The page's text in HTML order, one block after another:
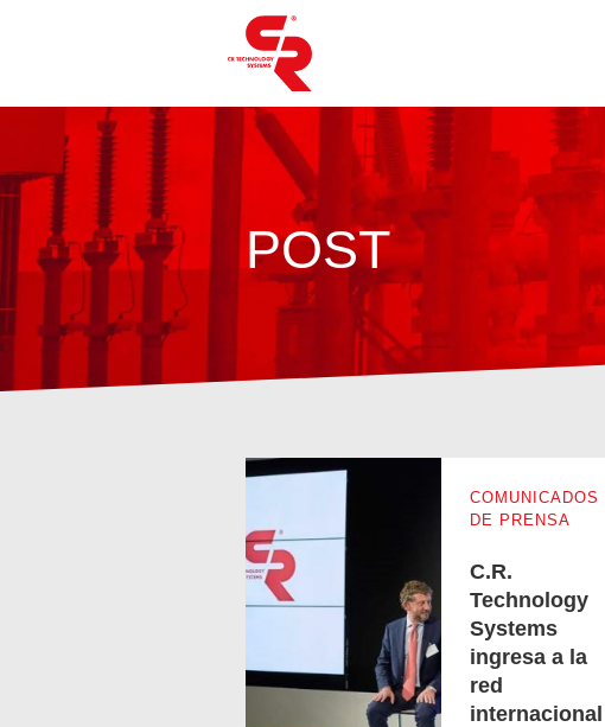
POST
C.R. Technology Systems ingresa a la red
COMUNICADOS
DE PRENSA
C.R.
Technology
Systems
ingresa a la
red
internacional